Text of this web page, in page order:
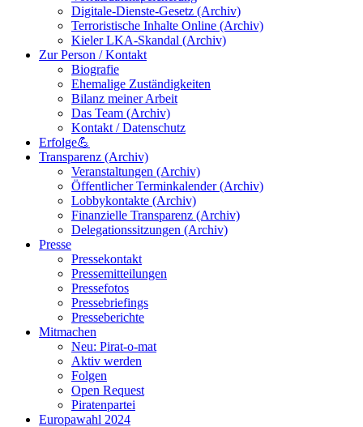
Digitale-Dienste-Gesetz (Archiv)
Terroristische Inhalte Online (Archiv)
Kieler LKA-Skandal (Archiv)
Zur Person / Kontakt
Biografie
Ehemalige Zuständigkeiten
Bilanz meiner Arbeit
Das Team (Archiv)
Kontakt / Datenschutz
Erfolge💪
Transparenz (Archiv)
Veranstaltungen (Archiv)
Öffentlicher Terminkalender (Archiv)
Lobbykontakte (Archiv)
Finanzielle Transparenz (Archiv)
Delegationssitzungen (Archiv)
Presse
Pressekontakt
Pressemitteilungen
Pressefotos
Pressebriefings
Presseberichte
Mitmachen
Neu: Pirat-o-mat
Aktiv werden
Folgen
Open Request
Piratenpartei
Europawahl 2024